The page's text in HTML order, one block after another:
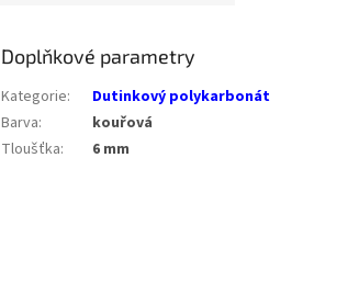
Doplňkové parametry
Kategorie:
Dutinkový polykarbonát
Barva:
kouřová
Tloušťka: 6 mm